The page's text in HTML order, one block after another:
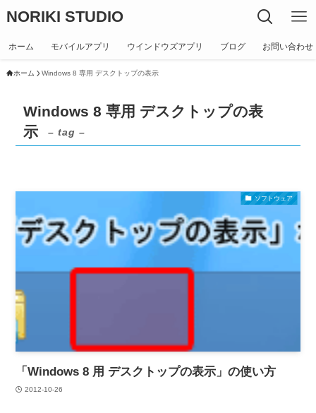
NORIKI STUDIO
ホーム モバイルアプリ ウインドウズアプリ ブログ お問い合わせ
ホーム Windows 8 専用 デスクトップの表示
Windows 8 専用 デスクトップの表
示
– tag –
ソフトウェア
「Windows 8 用 デスクトップの表示」の使い方
2012-10-26